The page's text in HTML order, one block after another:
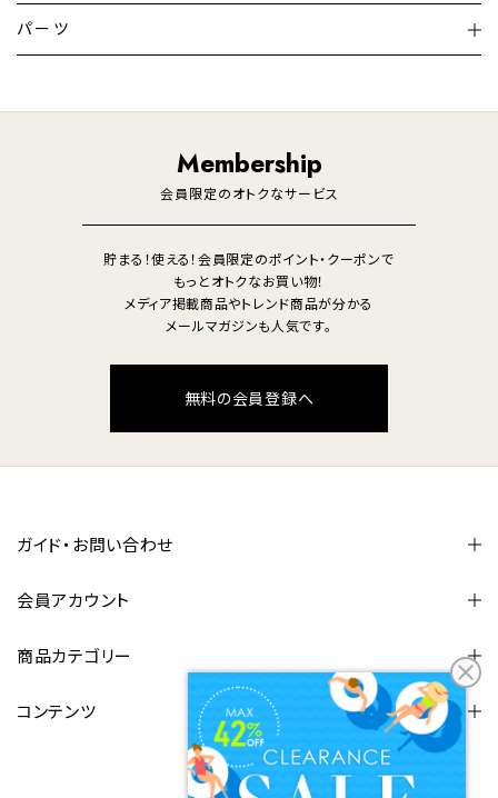
暖房機 掃除機
調理家電 生活家電
デスクライト
テレビ
パーツ
Membership
会員限定のオトクなサービス
貯まる！使える！会員限定のポイント・クーポンで
もっとオトクなお買い物！
メディア掲載商品やトレンド商品が分かる
メールマガジンも人気です。
無料の会員登録へ
ガイド・お問い合わせ
会員アカウント
商品カテゴリー
コンテンツ
FOLLOW US